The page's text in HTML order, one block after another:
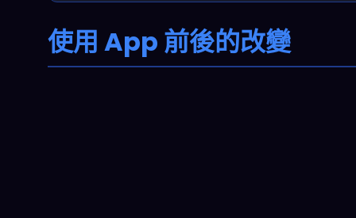
使用 App 前後的改變